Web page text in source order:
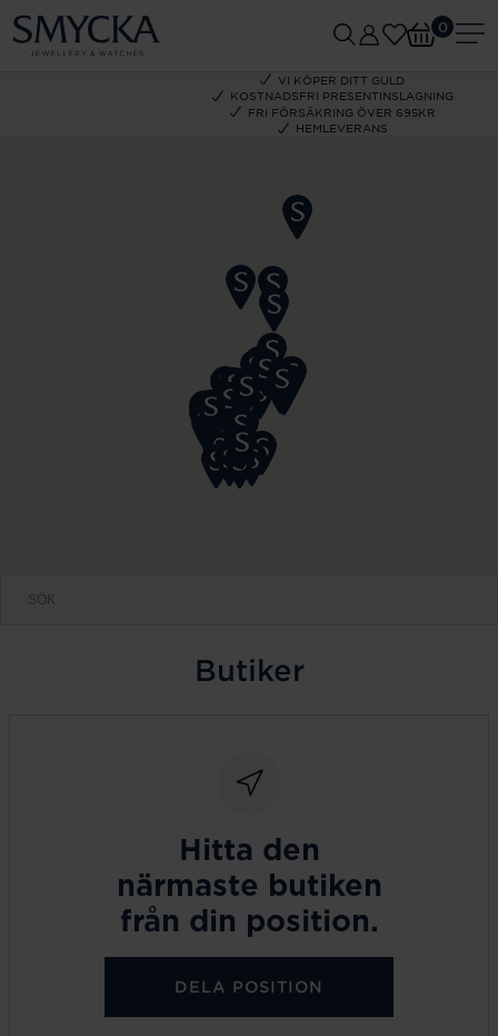
VI KÖPER DITT GULD
KOSTNADSFRI PRESENTINSLAGNING
FRI FÖRSÄKRING ÖVER 695KR
HEMLEVERANS
0
Butiker
Hitta den
närmaste butiken
från din position.
DELA POSITION